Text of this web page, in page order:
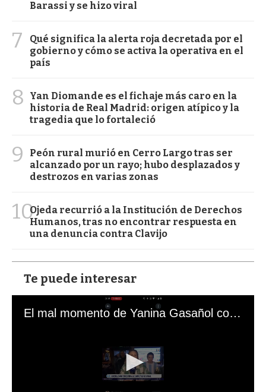
Barassi y se hizo viral
7
Qué significa la alerta roja decretada por el
gobierno y cómo se activa la operativa en el
país
8
Yan Diomande es el fichaje más caro en la
historia de Real Madrid: origen atípico y la
tragedia que lo fortaleció
9
Peón rural murió en Cerro Largo tras ser
alcanzado por un rayo; hubo desplazados y
destrozos en varias zonas
10Ojeda recurrió a la Institución de Derechos
Humanos, tras no encontrar respuesta en
una denuncia contra Clavijo
Te puede interesar
El mal momento de Yanina Gasañol con un hincha argentino en "Subrayado"